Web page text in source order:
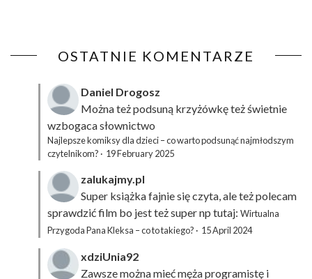
OSTATNIE KOMENTARZE
Daniel Drogosz
Można też podsuną krzyżówkęteż świetnie
wzbogaca słownictwo
Najlepsze komiksy dla dzieci – co warto podsunąć najmłodszym
czytelnikom? · 19 February 2025
zalukajmy.pl
Super książka fajnie się czyta, ale też polecam
sprawdzić film bo jest też super np tutaj: Wirtualna
Przygoda Pana Kleksa – co to takiego? · 15 April 2024
xdziUnia92
Zawsze można mieć męża programistę i